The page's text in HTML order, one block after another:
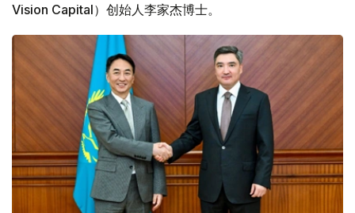
Vision Capital）创始人李家杰博士。